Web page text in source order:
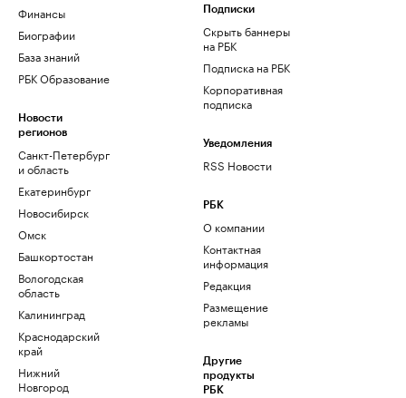
Финансы
Биографии
База знаний
РБК Образование
Новости
регионов
Санкт-Петербург
и область
Екатеринбург
Новосибирск
Омск
Башкортостан
Вологодская
область
Калининград
Краснодарский
край
Нижний
Новгород
Подписки
Скрыть баннеры
на РБК
Подписка на РБК
Корпоративная
подписка
Уведомления
RSS Новости
РБК
О компании
Контактная
информация
Редакция
Размещение
рекламы
Другие
продукты
РБК